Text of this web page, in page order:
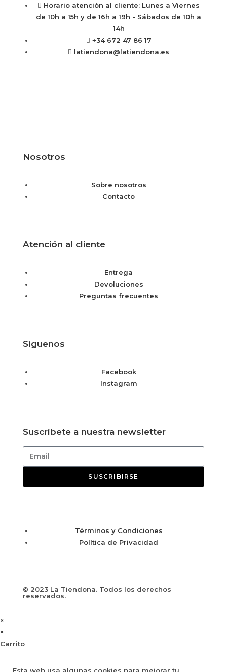
Horario atención al cliente: Lunes a Viernes
de 10h a 15h y de 16h a 19h - Sábados de 10h a
14h
+34 672 47 86 17
latiendona@latiendona.es
Nosotros
Sobre nosotros
Contacto
Atención al cliente
Entrega
Devoluciones
Preguntas frecuentes
Síguenos
Facebook
Instagram
Suscríbete a nuestra newsletter
SUSCRIBIRSE
© 2023 La Tiendona. Todos los derechos
reservados.
Términos y Condiciones
Política de Privacidad
×
×
Carrito